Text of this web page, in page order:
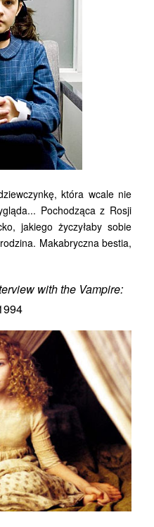
która wcale nie
Pochodząca z Rosji
jakiego życzyłaby sobie
Makabryczna bestia,
with the Vampire: